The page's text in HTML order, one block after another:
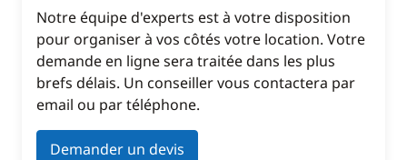
Notre équipe d'experts est à votre disposition
pour organiser à vos côtés votre location. Votre
demande en ligne sera traitée dans les plus
brefs délais. Un conseiller vous contactera par
email ou par téléphone.
Demander un devis